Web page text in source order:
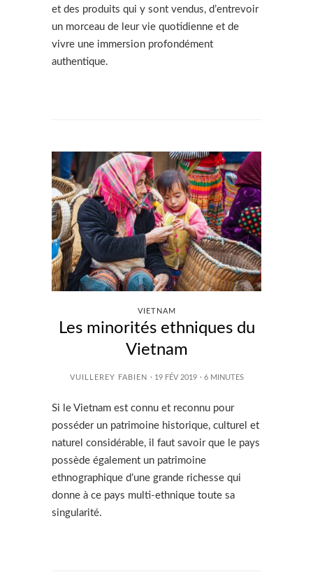
et des produits qui y sont vendus, d’entrevoir
un morceau de leur vie quotidienne et de
vivre une immersion profondément
authentique.
VIETNAM
Les minorités ethniques du
Vietnam
VUILLEREY FABIEN · 19 FÉV 2019 · 6 MINUTES
Si le Vietnam est connu et reconnu pour
posséder un patrimoine historique, culturel et
naturel considérable, il faut savoir que le pays
possède également un patrimoine
ethnographique d’une grande richesse qui
donne à ce pays multi-ethnique toute sa
singularité.